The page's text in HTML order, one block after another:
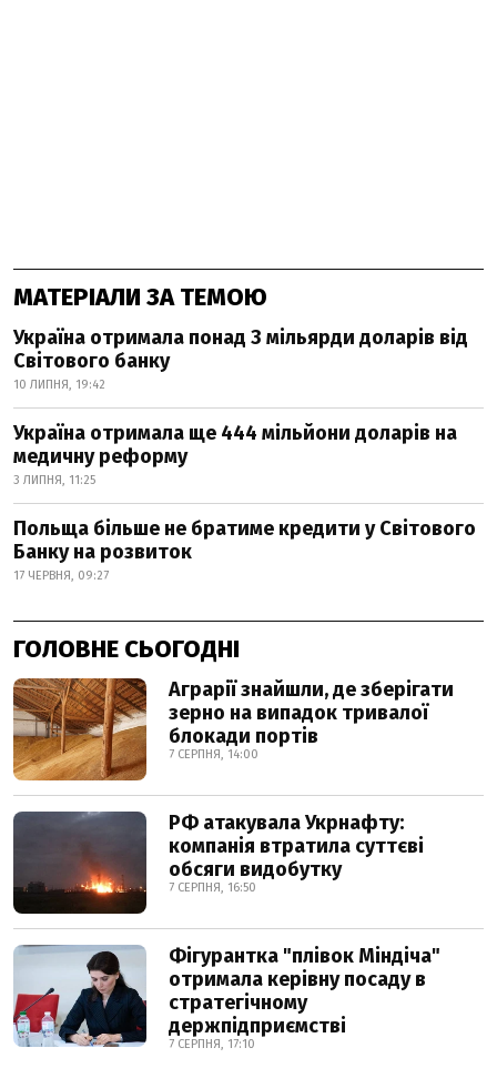
МАТЕРІАЛИ ЗА ТЕМОЮ
Україна отримала понад 3 мільярди доларів від
Світового банку
10 ЛИПНЯ, 19:42
Україна отримала ще 444 мільйони доларів на
медичну реформу
3 ЛИПНЯ, 11:25
Польща більше не братиме кредити у Світового
Банку на розвиток
17 ЧЕРВНЯ, 09:27
ГОЛОВНЕ СЬОГОДНІ
Аграрії знайшли, де зберігати
зерно на випадок тривалої
блокади портів
7 СЕРПНЯ, 14:00
РФ атакувала Укрнафту:
компанія втратила суттєві
обсяги видобутку
7 СЕРПНЯ, 16:50
Фігурантка "плівок Міндіча"
отримала керівну посаду в
стратегічному
держпідприємстві
7 СЕРПНЯ, 17:10